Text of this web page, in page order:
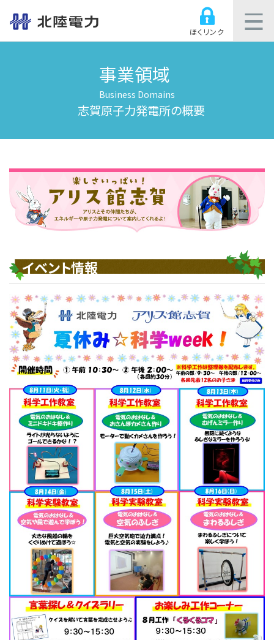
ほくリンク
事業領域
Business Domains
志賀原子力発電所の概要
イベント情報